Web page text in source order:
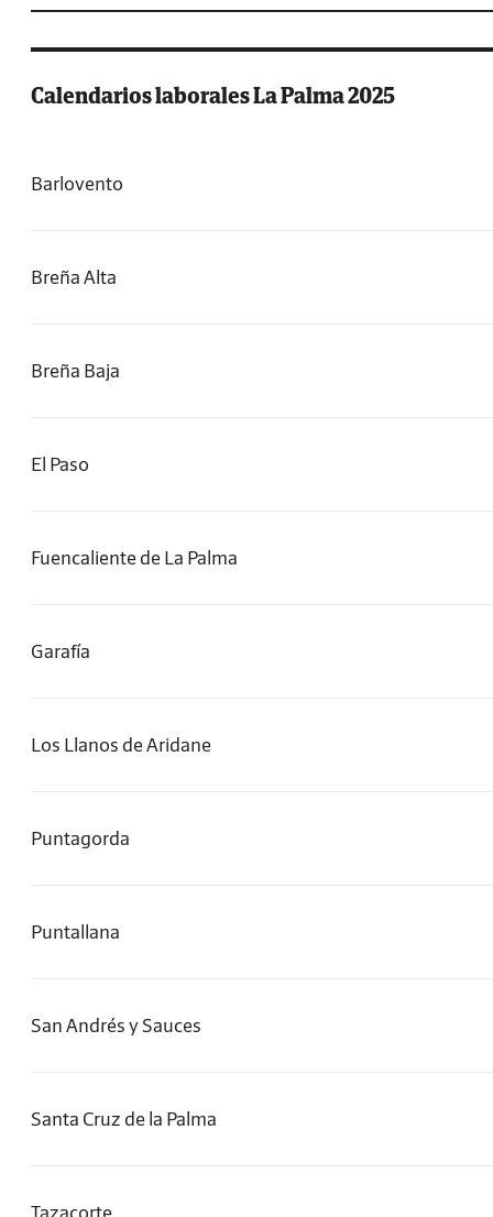
Calendarios laborales La Palma 2025
Barlovento
Breña Alta
Breña Baja
El Paso
Fuencaliente de La Palma
Garafía
Los Llanos de Aridane
Puntagorda
Puntallana
San Andrés y Sauces
Santa Cruz de la Palma